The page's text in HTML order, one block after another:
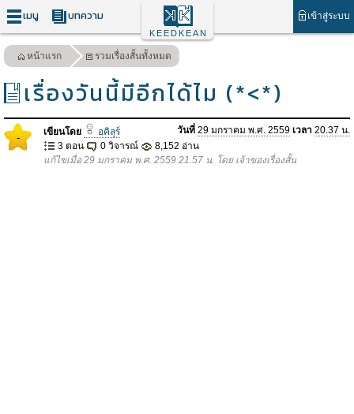
เมนู บทความ เข้าสู่ระบบ
KEEDKEAN
หน้าแรก รวมเรื่องสั้นทั้งหมด
เรื่องวันนี้มีอีกได้ไม (*<*)
- เขียนโดย อคิลุร์ วันที่ 29 มกราคม พ.ศ. 2559 เวลา 20.37 น.
3 ตอน
0 วิจารณ์
8,152 อ่าน
แก้ไขเมื่อ 29 มกราคม พ.ศ. 2559 21.57 น. โดย เจ้าของเรื่องสั้น